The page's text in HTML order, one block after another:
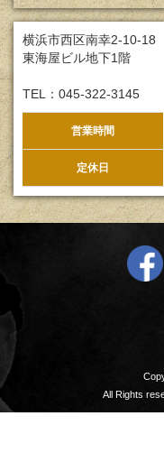
横浜市西区南幸2-10-18
東海屋ビル地下1階
TEL：045-322-3145
営業時間
定休日
All Rights